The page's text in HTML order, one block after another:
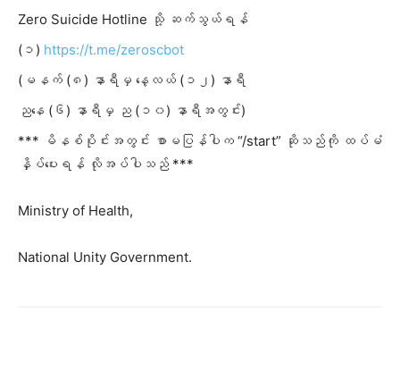
Zero Suicide Hotline သို့ ဆက်သွယ်ရန်
(၁) https://t.me/zeroscbot
(မနက် (၈) နာရီမှ နေ့လယ် (၁၂) နာရီ
ညနေ (၆) နာရီမှ ည (၁၀) နာရီအတွင်း)
*** မိနစ်ပိုင်းအတွင်း စာမပြန်ပါက “/start” ဆိုသည်ကို ထပ်မံ
နှိပ်ပေးရန် လိုအပ်ပါသည် ***
Ministry of Health,
National Unity Government.